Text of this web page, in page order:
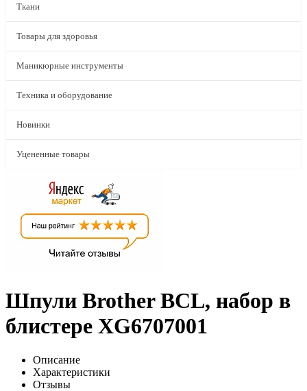
Ткани
Товары для здоровья
Маникюрные инструменты
Техника и оборудование
Новинки
Уцененные товары
Шпули Brother BCL, набор в
блистере XG6707001
Описание
Характеристики
Отзывы